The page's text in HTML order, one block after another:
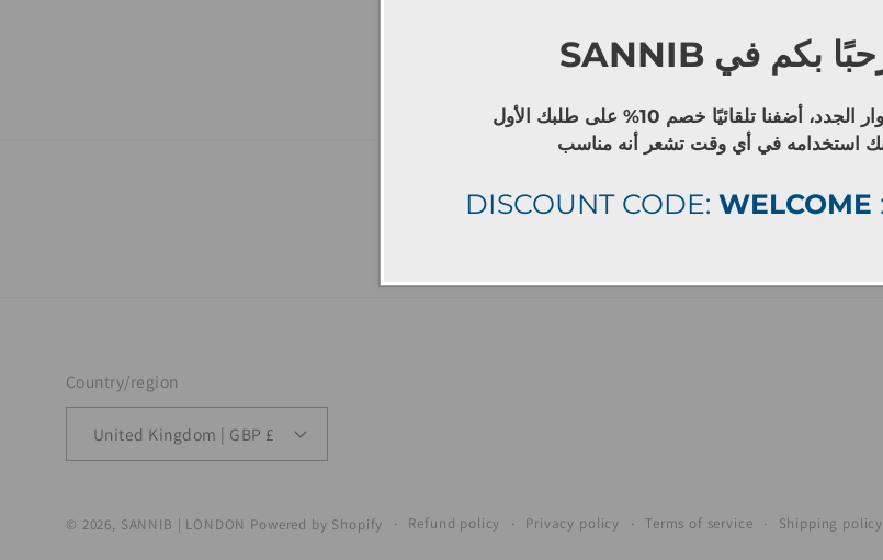
FacebookInstagram
Country/region
United Kingdom | GBP £
© 2026, SANNIB | LONDON Powered by Shopify Refund policy Privacy policy Terms of service Shipping policy
SANNIB
DISCOUNT CODE: WELCOME